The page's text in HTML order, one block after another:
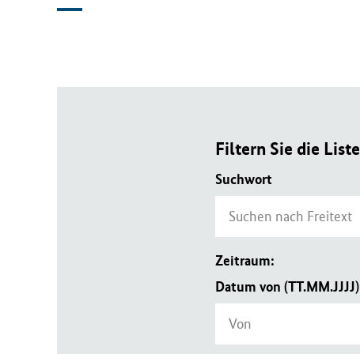
Filtern Sie die Liste
Suchwort
Zeitraum:
Datum von (TT.MM.JJJJ)